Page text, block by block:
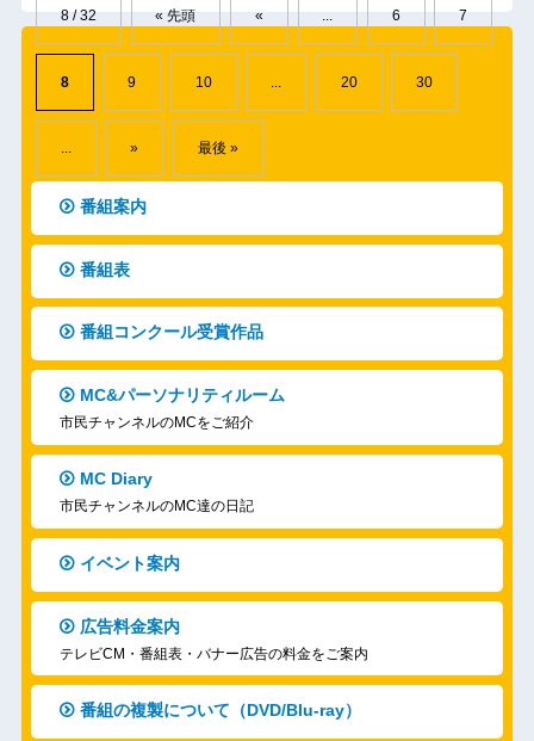
8 / 32 « 先頭 « ... 6 7
8 9 10 20 30
... » 最後 »
番組案内
番組表
番組コンクール受賞作品
MC&パーソナリティルーム
市民チャンネルのMCをご紹介
MC Diary
市民チャンネルのMC達の日記
イベント案内
広告料金案内
テレビCM・番組表・バナー広告の料金をご案内
番組の複製について（DVD/Blu-ray）